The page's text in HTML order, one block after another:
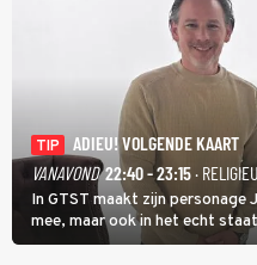
TIP
ADIEU! VOLGENDE KAART
VANAVOND 22:40 - 23:15·
In GTST maakt zijn personage
mee, maar ook in het echt
vertelt hij in Adieu! Volgende